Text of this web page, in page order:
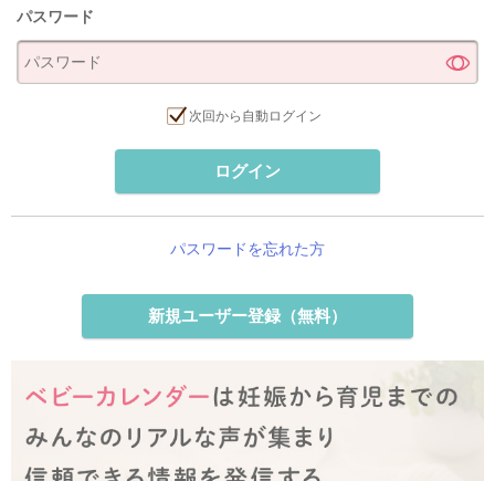
パスワード
次回から自動ログイン
ログイン
パスワードを忘れた方
新規ユーザー登録（無料）